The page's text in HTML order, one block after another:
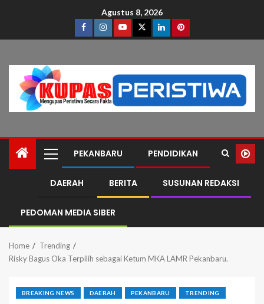
Agustus 8, 2026
PEKANBARU PENDIDIKAN
DAERAH BERITA SUSUNAN REDAKSI
PEDOMAN MEDIA SIBER
Home
Trending
Risky Bagus Oka Terpilih sebagai Ketum MKA LAMR Pekanbaru.
BREAKING NEWS DAERAH PEKANBARU TRENDING